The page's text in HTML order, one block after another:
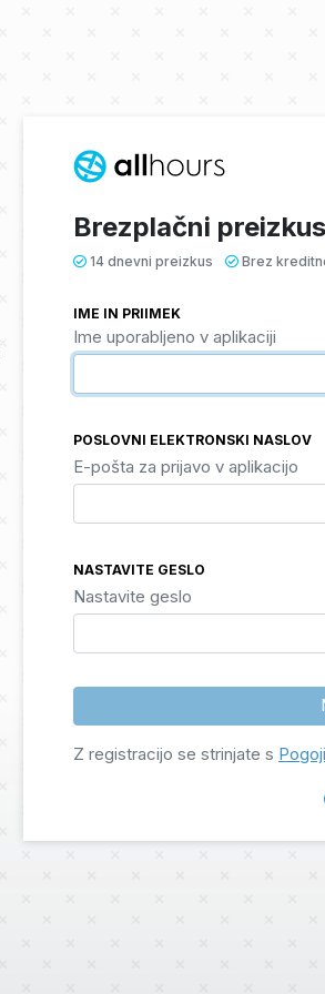
Brezplačni
14 dnevni preizkus Brez
IME IN PRIIMEK
Ime uporabljeno v aplikaciji
POSLOVNI ELEKTRONSKI NASLOV
E-pošta za prijavo v aplikacijo
NASTAVITE GESLO
Nastavite geslo
Z registracijo se strinjate s